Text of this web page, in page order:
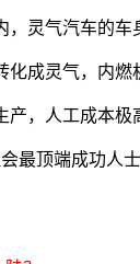
灵气汽车的车
成灵气，内燃
，人工成本极
最顶端成功人